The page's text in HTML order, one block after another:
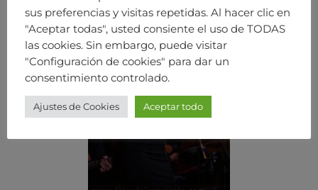
sus preferencias y visitas repetidas. Al hacer clic en
"Aceptar todas", usted consiente el uso de TODAS
las cookies. Sin embargo, puede visitar
"Configuración de cookies" para dar un
consentimiento controlado.
Ajustes de Cookies Aceptar todo